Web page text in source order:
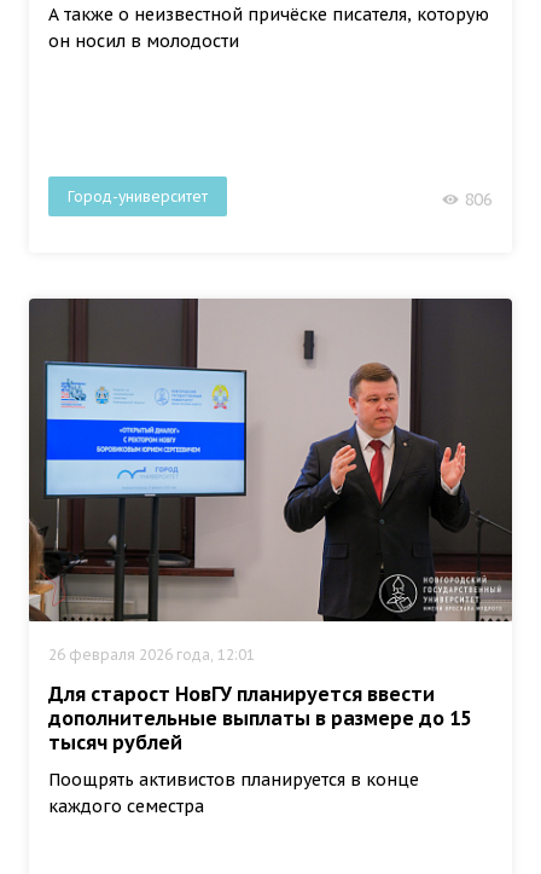
А также о неизвестной причёске писателя, которую
он носил в молодости
Город-университет 806
26 февраля 2026 года, 12:01
Для старост НовГУ планируется ввести
дополнительные выплаты в размере до 15
тысяч рублей
Поощрять активистов планируется в конце
каждого семестра